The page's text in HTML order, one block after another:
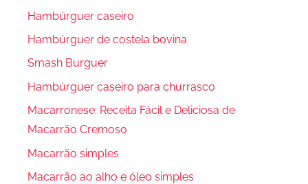
Hambúrguer caseiro
Hambúrguer de costela bovina
Smash Burguer
Hambúrguer caseiro para churrasco
Macarronese: Receita Fácil e Deliciosa de
Macarrão Cremoso
Macarrão simples
Macarrão ao alho e óleo simples